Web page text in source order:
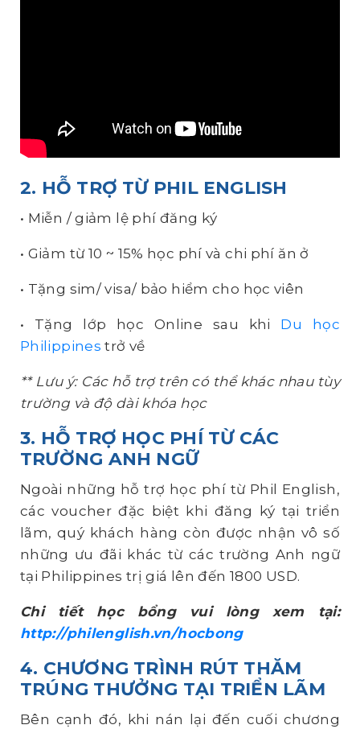
2. HỖ TRỢ TỪ PHIL ENGLISH
• Miễn / giảm lệ phí đăng ký
• Giảm từ 10 ~ 15% học phí và chi phí ăn ở
• Tặng sim/ visa/ bảo hiểm cho học viên
• Tặng lớp học Online sau khi Du học
Philippines trở về
** Lưu ý: Các hỗ trợ trên có thể khác nhau tùy
trường và độ dài khóa học
3. HỖ TRỢ HỌC PHÍ TỪ CÁC
TRƯỜNG ANH NGỮ
Ngoài những hỗ trợ học phí từ Phil English,
các voucher đặc biệt khi đăng ký tại triển
lãm, quý khách hàng còn được nhận vô số
những ưu đãi khác từ các trường Anh ngữ
tại Philippines trị giá lên đến 1800 USD.
Chi tiết học bổng vui lòng xem tại:
http://philenglish.vn/hocbong
4. CHƯƠNG TRÌNH RÚT THĂM
TRÚNG THƯỞNG TẠI TRIỂN LÃM
Bên cạnh đó, khi nán lại đến cuối chương